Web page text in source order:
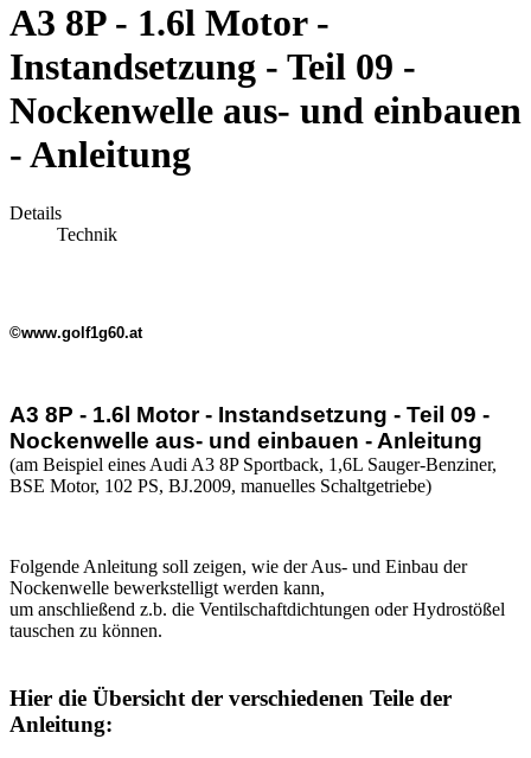
A3 8P - 1.6l Motor -
Instandsetzung - Teil 09 -
Nockenwelle aus- und einbauen
- Anleitung
Details
Technik
©www.golf1g60.at
A3 8P - 1.6l Motor - Instandsetzung - Teil 09 -
Nockenwelle aus- und einbauen - Anleitung
(am Beispiel eines Audi A3 8P Sportback, 1,6L Sauger-Benziner,
BSE Motor, 102 PS, BJ.2009, manuelles Schaltgetriebe)
Folgende Anleitung soll zeigen, wie der Aus- und Einbau der
Nockenwelle bewerkstelligt werden kann,
um anschließend z.b. die Ventilschaftdichtungen oder Hydrostößel
tauschen zu können.
Hier die Übersicht der verschiedenen Teile der
Anleitung: